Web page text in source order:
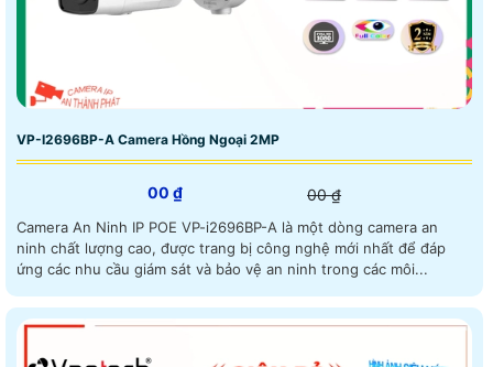
VP-I2696BP-A Camera Hồng Ngoại 2MP
00 ₫ 00 ₫
Camera An Ninh IP POE VP-i2696BP-A là một dòng camera an
ninh chất lượng cao, được trang bị công nghệ mới nhất để đáp
ứng các nhu cầu giám sát và bảo vệ an ninh trong các môi...